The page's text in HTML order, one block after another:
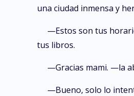
una ciudad inmensa y
—Estos son tus
tus libros.
—Gracias mami. —la
—Bueno, solo lo